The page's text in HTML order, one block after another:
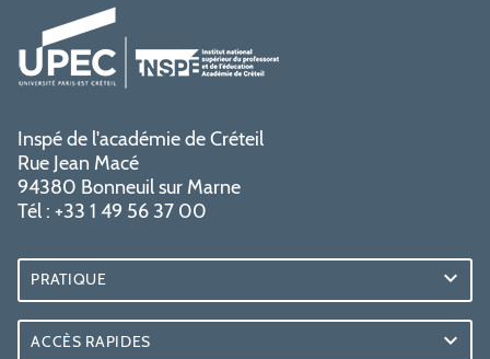
Inspé de l'académie de Créteil
Rue Jean Macé
94380 Bonneuil sur Marne
Tél : +33 1 49 56 37 00
PRATIQUE
ACCÈS RAPIDES